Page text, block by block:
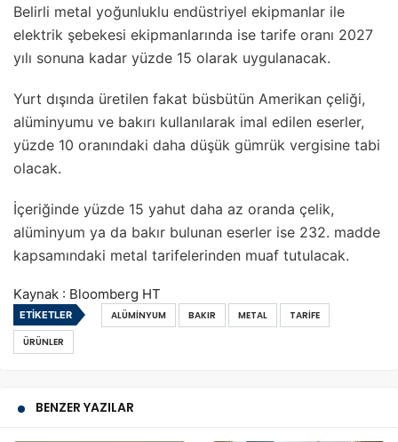
Belirli metal yoğunluklu endüstriyel ekipmanlar ile
elektrik şebekesi ekipmanlarında ise tarife oranı 2027
yılı sonuna kadar yüzde 15 olarak uygulanacak.
Yurt dışında üretilen fakat büsbütün Amerikan çeliği,
alüminyumu ve bakırı kullanılarak imal edilen eserler,
yüzde 10 oranındaki daha düşük gümrük vergisine tabi
olacak.
İçeriğinde yüzde 15 yahut daha az oranda çelik,
alüminyum ya da bakır bulunan eserler ise 232. madde
kapsamındaki metal tarifelerinden muaf tutulacak.
Kaynak : Bloomberg HT
ETIKETLER ALÜMINYUM BAKIR METAL
TARIFE
ÜRÜNLER
BENZER YAZILAR